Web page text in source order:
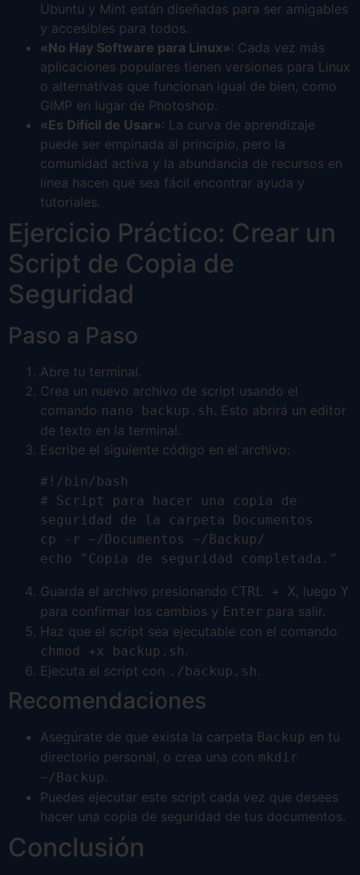
Ubuntu y Mint están diseñadas para ser amigables
y accesibles para todos.
«No Hay Software para Linux»: Cada vez más
aplicaciones populares tienen versiones para Linux
o alternativas que funcionan igual de bien, como
GIMP en lugar de Photoshop.
«Es Difícil de Usar»: La curva de aprendizaje
puede ser empinada al principio, pero la
comunidad activa y la abundancia de recursos en
línea hacen que sea fácil encontrar ayuda y
tutoriales.
Ejercicio Práctico: Crear un
Script de Copia de
Seguridad
Paso a Paso
Abre tu terminal.
Crea un nuevo archivo de script usando el
comando nano backup.sh. Esto abrirá un editor
de texto en la terminal.
Escribe el siguiente código en el archivo:
#!/bin/bash
# Script para hacer una copia de
seguridad de la carpeta Documentos
cp -r ~/Documentos ~/Backup/
Guarda el archivo presionando CTRL + X, luego Y
para confirmar los cambios y Enter para salir.
Haz que el script sea ejecutable con el comando
chmod +x backup.sh.
Ejecuta el script con ./backup.sh.
Recomendaciones
Asegúrate de que exista la carpeta Backup en tu
directorio personal, o crea una con mkdir
~/Backup.
Puedes ejecutar este script cada vez que desees
hacer una copia de seguridad de tus documentos.
Conclusión